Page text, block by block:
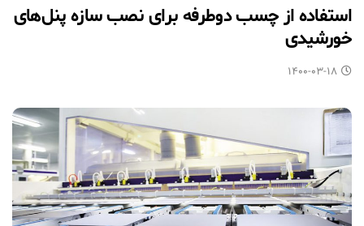
استفاده از چسب دوطرفه برای نصب سازه پنل‌های
خورشیدی
۱۴۰۰-۰۳-۱۸